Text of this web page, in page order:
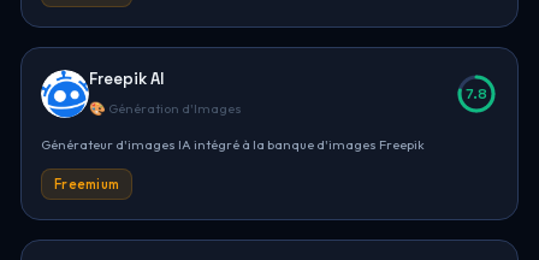
Freepik AI
🎨 Génération d'Images
7.8
Générateur d'images IA intégré à la banque d'images Freepik
Freemium